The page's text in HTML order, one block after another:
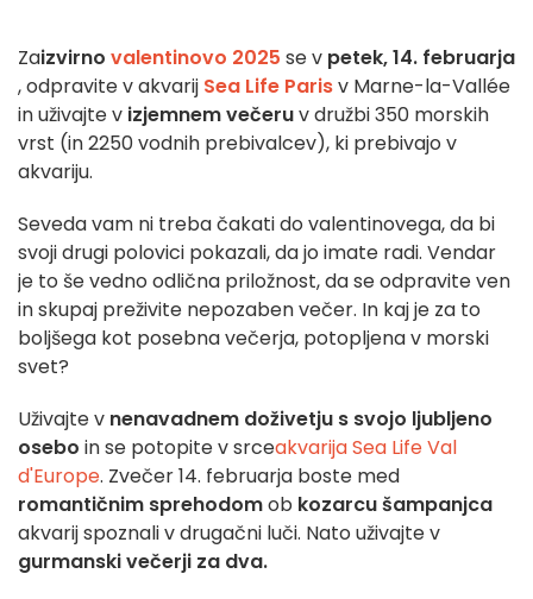
Zaizvirno valentinovo 2025 se v petek, 14. februarja
, odpravite v akvarij Sea Life Parisv Marne-la-Vallée
in uživajte v izjemnem večeruv družbi 350 morskih
vrst (in 2250 vodnih prebivalcev), ki prebivajo v
akvariju.
Seveda vam ni treba čakati do valentinovega, da bi
svoji drugi polovici pokazali, da jo imate radi. Vendar
je to še vedno odlična priložnost, da se odpravite ven
in skupaj preživite nepozaben večer. In kaj je za to
boljšega kot posebna večerja, potopljena v morski
svet?
Uživajte v nenavadnem doživetju s svojo ljubljeno
osebo in se potopite v srceakvarija Sea Life Val
d'Europe. Zvečer 14. februarja boste med
romantičnim sprehodomob kozarcu šampanjca
akvarij spoznali v drugačni luči. Nato uživajte v
gurmanski večerji za dva.